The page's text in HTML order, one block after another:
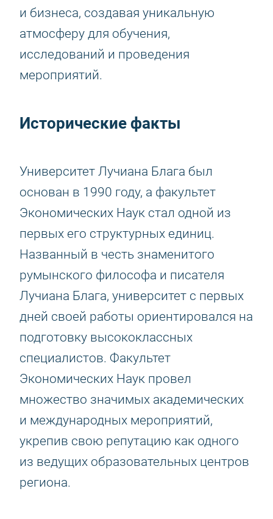
и бизнеса, создавая уникальную
атмосферу для обучения,
исследований и проведения
мероприятий.
Исторические факты
Университет Лучиана Блага был
основан в 1990 году, а факультет
Экономических Наук стал одной из
первых его структурных единиц.
Названный в честь знаменитого
румынского философа и писателя
Лучиана Блага, университет с первых
дней своей работы ориентировался на
подготовку высококлассных
специалистов. Факультет
Экономических Наук провел
множество значимых академических
и международных мероприятий,
укрепив свою репутацию как одного
из ведущих образовательных центров
региона.